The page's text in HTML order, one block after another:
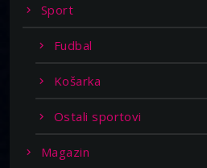
Sport
Fudbal
Košarka
Ostali sportovi
Magazin